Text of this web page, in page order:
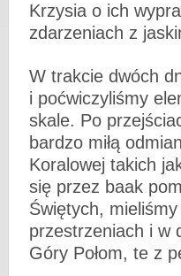
Krzysia o ich
zdarzeniach z
W trakcie dwóch
i poćwiczyliśmy
skale. Po
bardzo miłą
Koralowej takich
się przez baak
Świętych,
przestrzeniach i w
Góry Połom, te z